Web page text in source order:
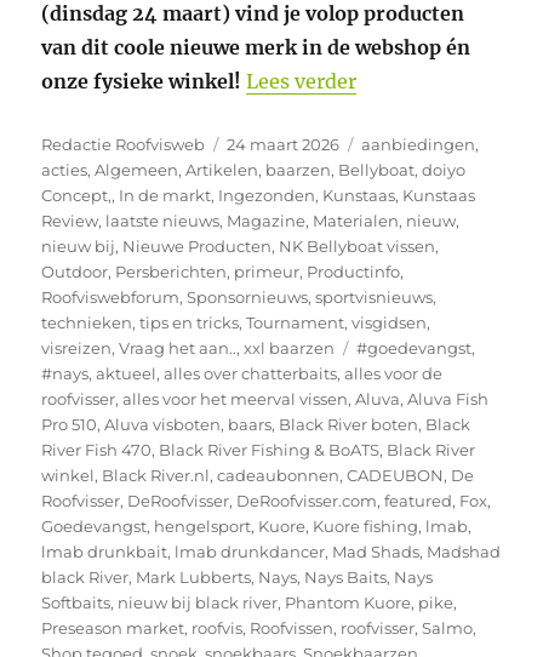
(dinsdag 24 maart) vind je volop producten
van dit coole nieuwe merk in de webshop én
onze fysieke winkel! Lees verder“Kuore Fishing is
Auteur
Redactie Roofvisweb
Geplaatst
op
24 maart 2026 Categorieën
aanbiedingen,
acties,Algemeen,Artikelen, baarzen, Bellyboat,doiyo
Concept,, In de markt, Ingezonden, Kunstaas, Kunstaas
Review, laatste nieuws, Magazine, Materialen, nieuw,
nieuw bij, Nieuwe Producten, NK Bellyboat vissen,
Outdoor, Persberichten, primeur, Productinfo,
Roofviswebforum,Sponsornieuws,sportvisnieuws,
technieken,tips en tricks,Tournament,visgidsen,
visreizen,Vraag het aan..,xxl baarzen Tags
#goedevangst,
#nays,aktueel,alles over chatterbaits,alles voor de
roofvisser,alles voor het meerval vissen,Aluva,Aluva Fish
Pro 510,Aluva visboten, baars, Black River boten, Black
River Fish 470, Black River Fishing & BoATS, Black River
winkel, Black River.nl,cadeaubonnen,CADEUBON, De
Roofvisser, DeRoofvisser, DeRoofvisser.com,featured, Fox,
Goedevangst, hengelsport, Kuore, Kuore fishing, lmab,
lmab drunkbait, lmab drunkdancer, Mad Shads, Madshad
black River, Mark Lubberts, Nays, Nays Baits, Nays
Softbaits, nieuw bij black river, Phantom Kuore, pike,
Preseason market, roofvis, Roofvissen, roofvisser,Salmo,